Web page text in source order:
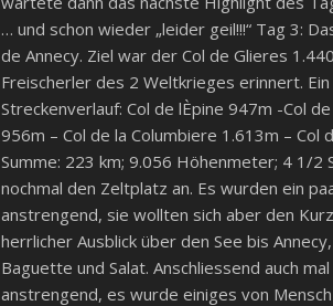
… und schon wieder „leider geil!!!“ Tag 3:
de Annecy. Ziel war der Col de Glieres
Freischerler des 2 Weltkrieges erinnert.
Streckenverlauf: Col de lÈpine 947m -Col
956m – Col de la Columbiere 1.613m – Col
Summe: 223 km; 9.056 Höhenmeter; 4 1/
nochmal den Zeltplatz an. Es wurden ein
anstrengend, sie wollten sich aber den
herrlicher Ausblick über den See bis
Baguette und Salat. Anschliessend auch
anstrengend, es wurde einiges von